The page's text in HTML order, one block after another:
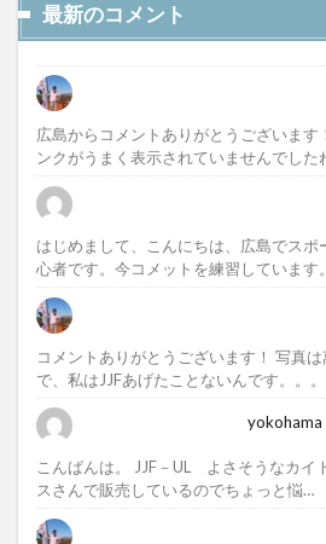
最新のコメント
広島からコメントありがとうございます
ンクがうまく表示されていませんでした
はじめまして、こんにちは、広島でスポ
心者です。今コメットを練習しています
コメントありがとうございます！ 写真
で、私はJJFあげたことないんです。。
yokohama
こんばんは。 JJF－UL よさそうなカイ
スさんで販売しているのでちょっと悩…